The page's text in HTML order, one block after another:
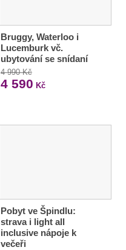
Bruggy, Waterloo i
Lucemburk vč.
ubytování se snídaní
4 990 Kč
4 590 Kč
Pobyt ve Špindlu:
strava i light all
inclusive nápoje k
večeři